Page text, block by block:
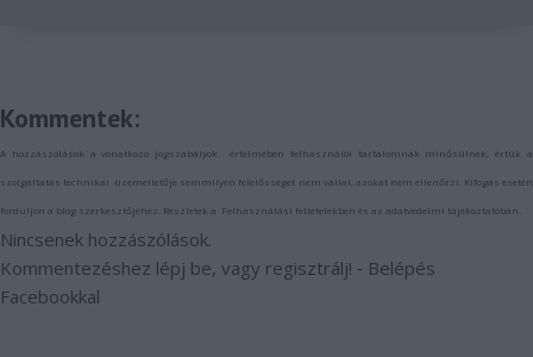
Kommentek:
A hozzászólások avonatkozó jogszabályok értelmében felhasználói tartalomnak minősülnek, értük a
szolgáltatás technikai üzemeltetője semmilyen felelősséget nem vállal, azokat nem ellenőrzi. Kifogás esetén
forduljon a blog szerkesztőjéhez. Részletek a Felhasználási feltételekben és az adatvédelmi tájékoztatóban
Nincsenek hozzászólások.
Kommentezéshez lépj be, vagy regisztrálj! ‐ Belépés
Facebookkal